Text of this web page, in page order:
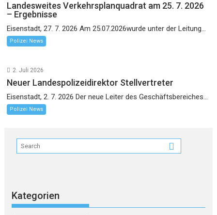
Landesweites Verkehrsplanquadrat am 25. 7. 2026
– Ergebnisse
Eisenstadt, 27. 7. 2026 Am 25.07.2026wurde unter der Leitung...
Polizei News
2. Juli 2026
Neuer Landespolizeidirektor Stellvertreter
Eisenstadt, 2. 7. 2026 Der neue Leiter des Geschäftsbereiches...
Polizei News
Kategorien